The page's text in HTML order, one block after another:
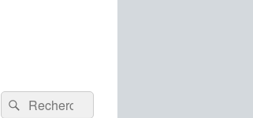
Recherche :
Rechercher